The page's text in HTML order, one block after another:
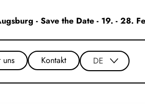
- Save the Date - 19. - 28.
uns Kontakt DE